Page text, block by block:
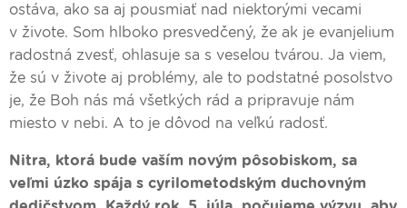
ostáva, ako sa aj pousmiať nad niektorými vecami
v živote. Som hlboko presvedčený, že ak je evanjelium
radostná zvesť, ohlasuje sa s veselou tvárou. Ja viem,
že sú v živote aj problémy, ale to podstatné posolstvo
je, že Boh nás má všetkých rád a pripravuje nám
miesto v nebi. A to je dôvod na veľkú radosť.
Nitra, ktorá bude vaším novým pôsobiskom, sa
veľmi úzko spája s cyrilometodským duchovným